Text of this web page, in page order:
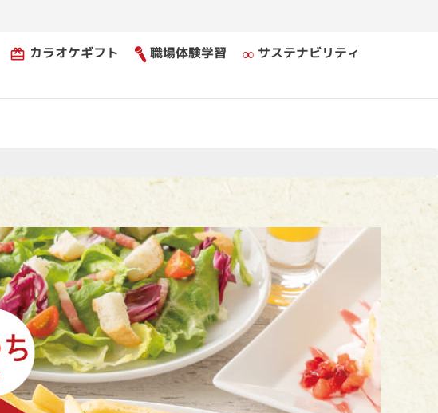
card_giftcard カラオケギフト 職場体験学習
サステナビリティ